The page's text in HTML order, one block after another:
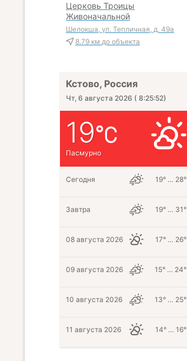
Церковь Троицы
Живоначальной
Шелокша, ул. Тепличная, д. 49а
8.79 км до объекта
Кстово, Россия
Чт, 6 августа 2026 ( 8:25:53)
19
Пасмурно
Сегодня 19° … 28°
Завтра 19° … 31°
08 августа 2026 17° … 26°
09 августа 2026 15° … 24°
10 августа 2026 13° … 25°
11 августа 2026 14° … 16°